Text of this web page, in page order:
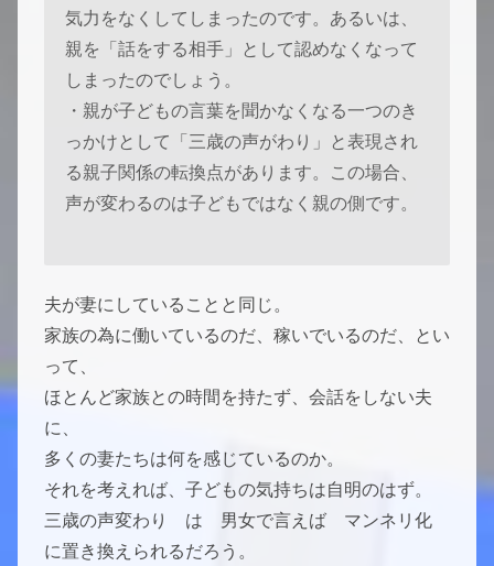
気力をなくしてしまったのです。あるいは、
親を「話をする相手」として認めなくなって
しまったのでしょう。
・親が子どもの言葉を聞かなくなる一つのき
っかけとして「三歳の声がわり」と表現され
る親子関係の転換点があります。この場合、
声が変わるのは子どもではなく親の側です。
夫が妻にしていることと同じ。
家族の為に働いているのだ、稼いでいるのだ、とい
って、
ほとんど家族との時間を持たず、会話をしない夫
に、
多くの妻たちは何を感じているのか。
それを考えれば、子どもの気持ちは自明のはず。
三歳の声変わり は 男女で言えば マンネリ化
に置き換えられるだろう。